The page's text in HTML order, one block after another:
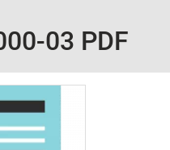
03 PDF